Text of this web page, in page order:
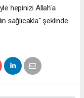
hepinizi Allah'a
sağlıcakla" şeklinde